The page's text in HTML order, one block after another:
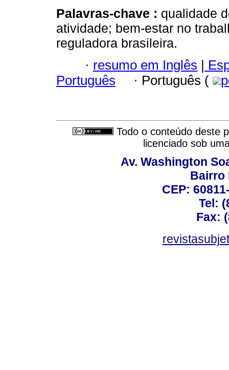
Palavras-chave : qualidade
atividade; bem-estar no
reguladora brasileira.
· resumo em Inglês |
Português
· Português (
Todo o conteúdo deste
licenciado sob
Av. Washington
Bairro
CEP:
Tel:
Fax: